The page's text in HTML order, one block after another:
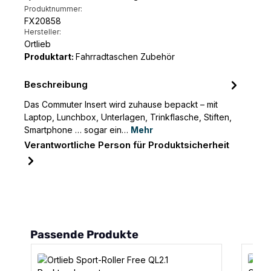
Produktnummer:
FX20858
Hersteller:
Ortlieb
Produktart: Fahrradtaschen Zubehör
Beschreibung
Das Commuter Insert wird zuhause bepackt – mit
Laptop, Lunchbox, Unterlagen, Trinkflasche, Stiften,
Smartphone … sogar ein… Mehr
Verantwortliche Person für Produktsicherheit
Produktgalerie überspringen
Passende Produkte